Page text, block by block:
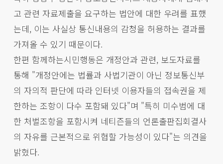
고 관련 자료제출을 요구하는 법안에 대한 우려를 표했
는데, 이는 사실상 통신내용의 감청을 허용하는 결과를
가져올 수 있기 때문이다.
한편 함께하는시민행동은 개정안과 관련, 보도자료를
통해 "개정안에는 법률과 사법기관이 아닌 정보통신부
의 자의적 판단에 따라 인터넷 이용자들의 접속권을 제
한하는 조항이 다수 포함돼 있다"며 "특히 미수범에 대
한 처벌조항을 포함시켜 네티즌들의 언론출판집회결사
의 자유를 근본적으로 위협할 가능성이 있다"는 의견을
밝혔다.